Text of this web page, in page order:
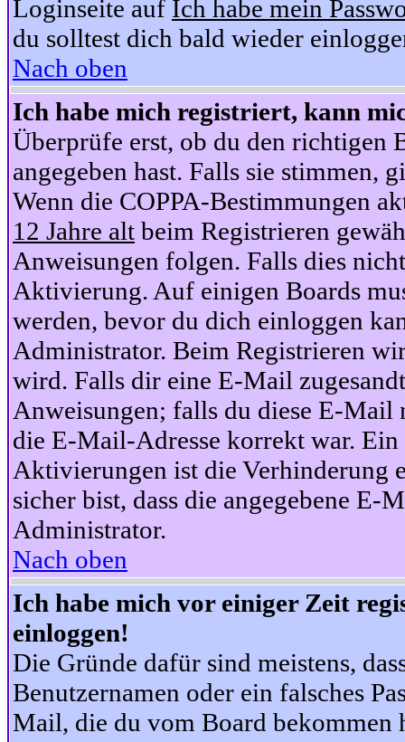
Loginseite auf Ich habe mein
du solltest dich bald wieder
Nach oben
Ich habe mich registriert, kann
Überprüfe erst, ob du den richtigen
angegeben hast. Falls sie stimmen,
Wenn die COPPA-Bestimmungen
12 Jahre alt beim Registrieren
Anweisungen folgen. Falls dies
Aktivierung. Auf einigen Boards
werden, bevor du dich einloggen
Administrator. Beim Registrieren
wird. Falls dir eine E-Mail
Anweisungen; falls du diese E-Mail
die E-Mail-Adresse korrekt war.
Aktivierungen ist die Verhinderung
sicher bist, dass die angegebene
Administrator.
Nach oben
Ich habe mich vor einiger Zeit
einloggen!
Die Gründe dafür sind meistens,
Benutzernamen oder ein falsches
Mail, die du vom Board bekommen